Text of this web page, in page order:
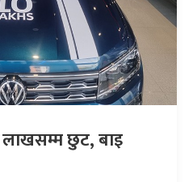
छुट, बाइ